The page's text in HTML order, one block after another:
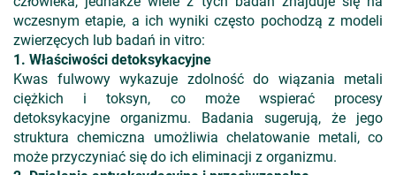
wczesnym etapie, a ich wyniki często pochodzą z modeli
zwierzęcych lub badań in vitro:
1. Właściwości detoksykacyjne
Kwas fulwowy wykazuje zdolność do wiązania metali
ciężkich i toksyn, co może wspierać procesy
detoksykacyjne organizmu. Badania sugerują, że jego
struktura chemiczna umożliwia chelatowanie metali, co
może przyczyniać się do ich eliminacji z organizmu.